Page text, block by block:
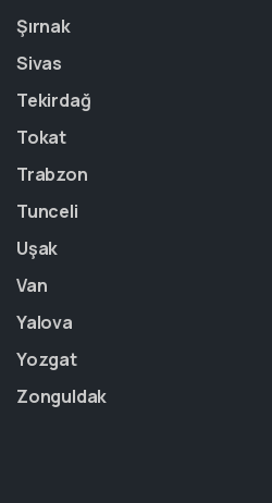
Şırnak
Sivas
Tekirdağ
Tokat
Trabzon
Tunceli
Uşak
Van
Yalova
Yozgat
Zonguldak